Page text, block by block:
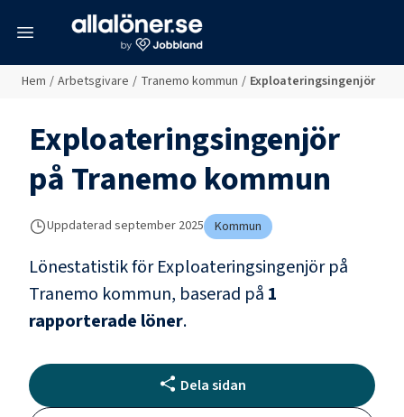
Hem / Arbetsgivare / Tranemo kommun / Exploateringsingenjör
Exploateringsingenjör
påTranemo kommun
Uppdaterad september 2025 Kommun
Lönestatistik förExploateringsingenjörpå
Tranemo kommun, baserad på 1
rapporterade löner.
Dela sidan